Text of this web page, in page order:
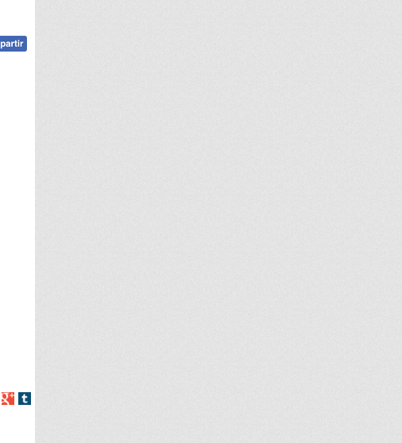
Compartir
Compartir